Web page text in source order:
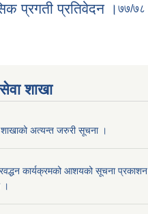
प्रगती प्रतिवेदन । ७७/७८
शाखा
अत्यन्त जरुरी सूचना ।
कार्यक्रमको आशयको सूचना प्रकाशन
।